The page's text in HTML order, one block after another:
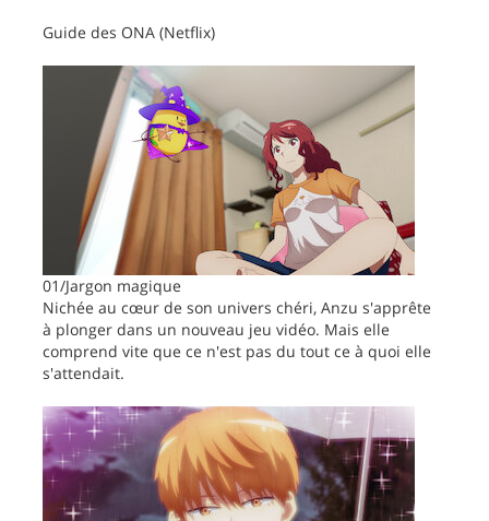
Guide des ONA (Netflix)
01/Jargon magique
Nichée au cœur de son univers chéri, Anzu s'apprête
à plonger dans un nouveau jeu vidéo. Mais elle
comprend vite que ce n'est pas du tout ce à quoi elle
s'attendait.